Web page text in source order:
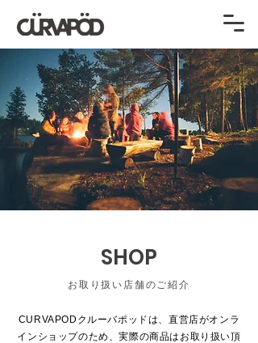
SHOP
お取り扱い店舗のご紹介
CURVAPODクルーバポッドは、直営店がオンラ
インショップのため、実際の商品はお取り扱い頂